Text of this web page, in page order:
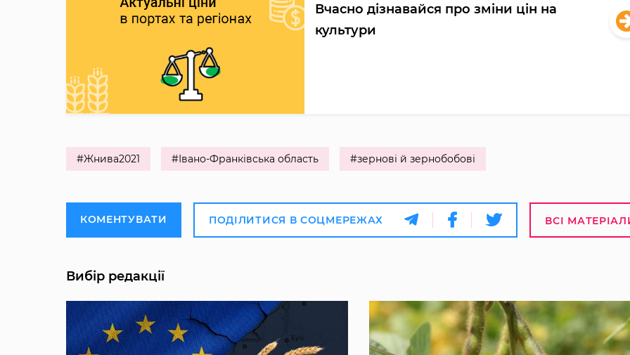
Вчасно дізнавайся про зміни цін на
культури
#Жнива2021 #Івано-Франківська область #зернові й зернобобові
КОМЕНТУВАТИ ПОДІЛИТИСЯ В СОЦМЕРЕЖАХ ВСІ
Вибір редакції